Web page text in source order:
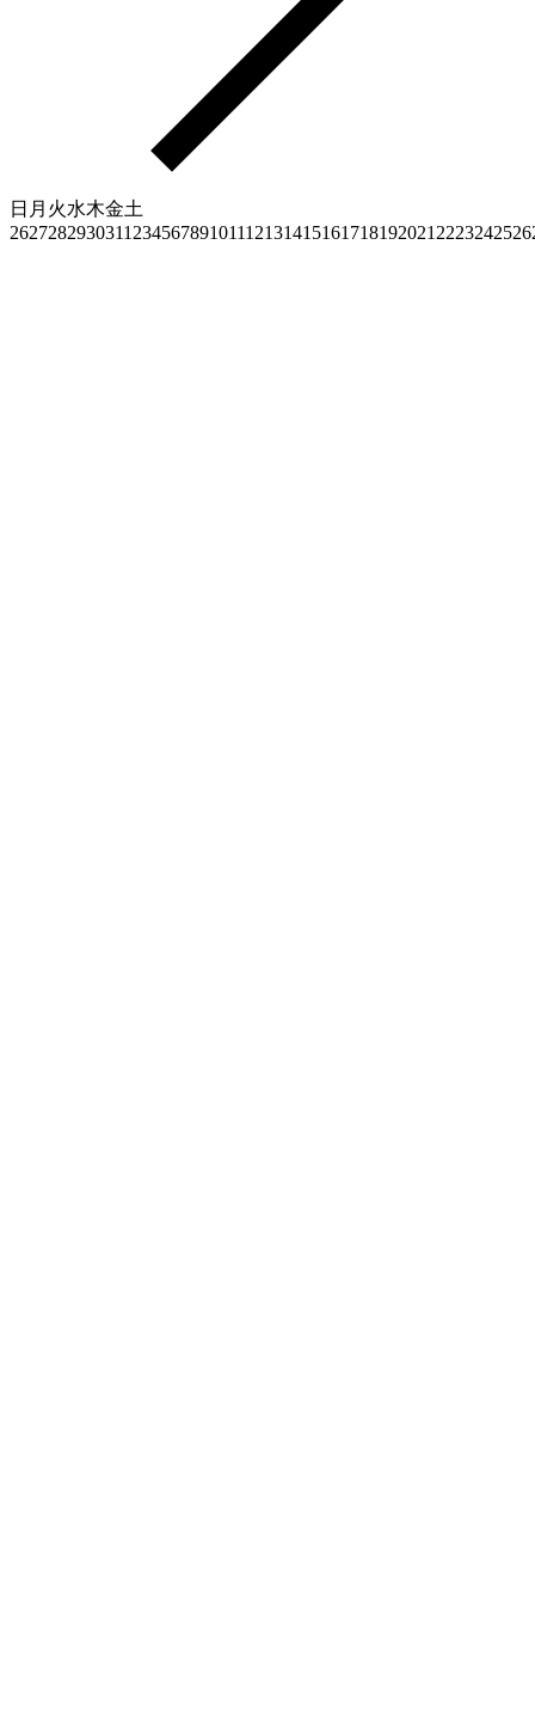
日 月 火水木金土
2627282930311 23456789101112131415161718192021 2223242526